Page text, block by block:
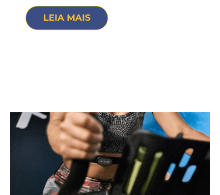
LEIA MAIS